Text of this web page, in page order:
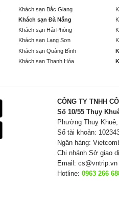
Khách sạn Bắc Giang
Khách sạn Đà Nẵng
Khách sạn Hải Phòng
Khách sạn Lạng Sơn
Khách sạn Quảng Bình
Khách sạn Thanh Hóa
CÔNG TY TNHH
Số 10/55 Thụy
Phường Thuỵ
Số tài khoản:
Ngân hàng:
Chi nhánh Sở giao
Email: cs@vntrip.vn
Hotline: 0963 266